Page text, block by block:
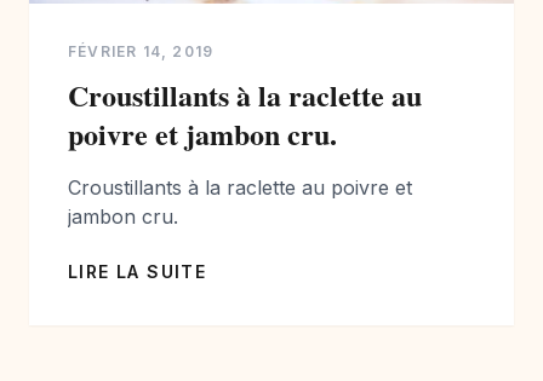
FÉVRIER 14, 2019
Croustillants à la raclette au
poivre et jambon cru.
Croustillants à la raclette au poivre et
jambon cru.
LIRE LA SUITE